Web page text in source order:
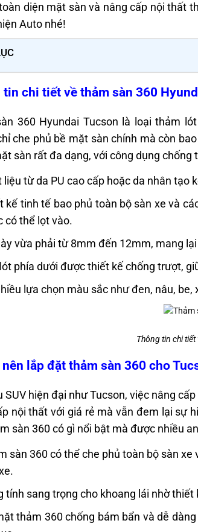
diện mặt sàn và nâng cấp nội thất
Auto nhé!
tin chi tiết về thảm sàn 360
360 Hyundai Tucson là loại thảm
che phủ bề mặt sàn chính mà còn
sàn rất đa dạng, với công dụng chống
liệu từ da PU cao cấp hoặc da nhân tạo
kế tinh tế bao phủ toàn bộ sàn xe và
có thể lọt vào.
vừa phải từ 8mm đến 12mm, mang
phía dưới được thiết kế chống trượt,
lựa chọn màu sắc như đen, nâu,
Thông tin chi
lắp đặt thảm sàn 360 cho
SUV hiện đại như Tucson, việc nâng
nội thất với giá rẻ mà vẫn đem lại sự
sàn 360 có gì nổi bật mà được nhiều
sàn 360 có thể che phủ toàn bộ sàn
tính sang trọng cho khoang lái nhờ
thảm 360 chống bám bẩn và dễ